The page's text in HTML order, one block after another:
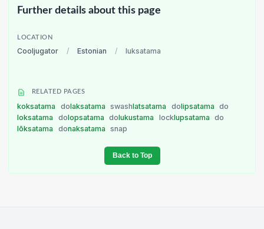
Further details about this page
LOCATION
Cooljugator / Estonian / luksatama
RELATED PAGES
koksatama dolaksatama swashlatsatama dolipsatama
do
loksatama
dolopsatama dolukustama locklupsatama
do
lõksatama
donaksatama snap
Back to Top